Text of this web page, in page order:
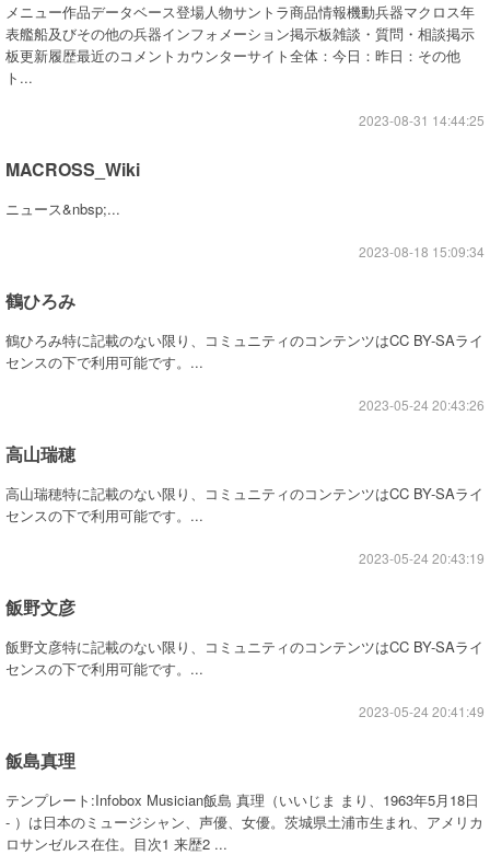
メニュー作品データベース登場人物サントラ商品情報機動兵器マクロス年
表艦船及びその他の兵器インフォメーション掲示板雑談・質問・相談掲示
板更新履歴最近のコメントカウンターサイト全体：今日：昨日：その他
ト...
2023-08-31 14:44:25
MACROSS_Wiki
ニュース&nbsp;...
2023-08-18 15:09:34
鶴ひろみ
鶴ひろみ特に記載のない限り、コミュニティのコンテンツはCC BY-SAライ
センスの下で利用可能です。...
2023-05-24 20:43:26
高山瑞穂
高山瑞穂特に記載のない限り、コミュニティのコンテンツはCC BY-SAライ
センスの下で利用可能です。...
2023-05-24 20:43:19
飯野文彦
飯野文彦特に記載のない限り、コミュニティのコンテンツはCC BY-SAライ
センスの下で利用可能です。...
2023-05-24 20:41:49
飯島真理
テンプレート:Infobox Musician飯島 真理（いいじま まり、1963年5月18日
- ）は日本のミュージシャン、声優、女優。茨城県土浦市生まれ、アメリカ
ロサンゼルス在住。目次1 来歴2 ...